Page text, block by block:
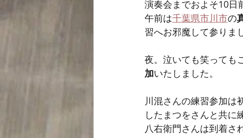
演奏会までおよそ10日
午前は千葉県市川市の
習へお邪魔して参りま
夜。泣いても笑っても
加いたしました。
川混さんの練習参加は
したまつをさんと共に
八右衛門さんは到着さ